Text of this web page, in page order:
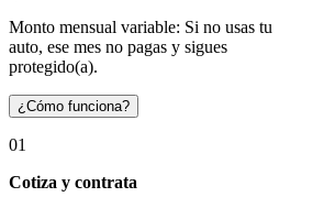
Monto mensual variable: Si no usas tu
auto, ese mes no pagas y sigues
protegido(a).
¿Cómo funciona?
01
Cotiza y contrata